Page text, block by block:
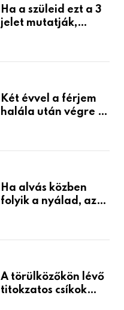
Ha a szüleid ezt a 3
jelet mutatják,
Készülj fel arra, ami
Két évvel a férjem
halála után végre át
holmiját – amit
életemet
Ha alvás közben
folyik a nyálad, az
A törülközőkön lévő
titokzatos csíkok